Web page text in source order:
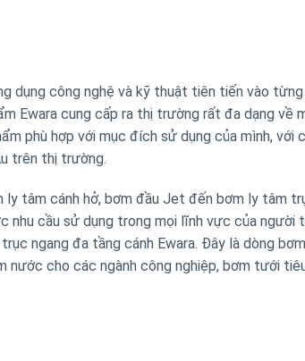
dụng công nghệ và kỹ thuật tiên tiến vào từng
Ewara cung cấp ra thị trường rất đa dạng về
phù hợp với mục đích sử dụng của mình, với
trên thị trường.
ly tâm cánh hở, bơm đầu Jet đến bơm ly tâm
cầu sử dụng trong mọi lĩnh vực của người
ngang đa tầng cánh Ewara. Đây là dòng
nước cho các ngành công nghiệp, bơm tưới